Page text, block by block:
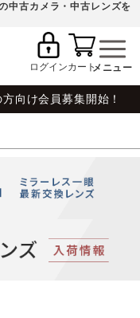
中古カメラ・中古レンズを
ログインカート
向け会員募集開始！